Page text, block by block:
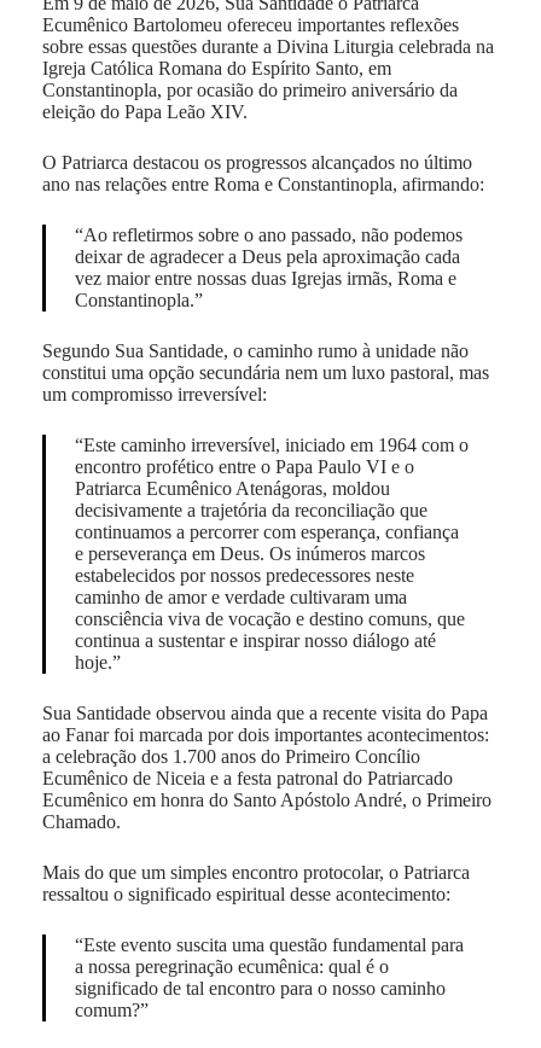
Ecumênico Bartolomeu ofereceu importantes reflexões
sobre essas questões durante a Divina Liturgia celebrada na
Igreja Católica Romana do Espírito Santo, em
Constantinopla, por ocasião do primeiro aniversário da
eleição do Papa Leão XIV.
O Patriarca destacou os progressos alcançados no último
ano nas relações entre Roma e Constantinopla, afirmando:
“Ao refletirmos sobre o ano passado, não podemos
deixar de agradecer a Deus pela aproximação cada
vez maior entre nossas duas Igrejas irmãs, Roma e
Constantinopla.”
Segundo Sua Santidade, o caminho rumo à unidade não
constitui uma opção secundária nem um luxo pastoral, mas
um compromisso irreversível:
“Este caminho irreversível, iniciado em 1964 com o
encontro profético entre o Papa Paulo VI e o
Patriarca Ecumênico Atenágoras, moldou
decisivamente a trajetória da reconciliação que
continuamos a percorrer com esperança, confiança
e perseverança em Deus. Os inúmeros marcos
estabelecidos por nossos predecessores neste
caminho de amor e verdade cultivaram uma
consciência viva de vocação e destino comuns, que
continua a sustentar e inspirar nosso diálogo até
hoje.”
Sua Santidade observou ainda que a recente visita do Papa
ao Fanar foi marcada por dois importantes acontecimentos:
a celebração dos 1.700 anos do Primeiro Concílio
Ecumênico de Niceia e a festa patronal do Patriarcado
Ecumênico em honra do Santo Apóstolo André, o Primeiro
Chamado.
Mais do que um simples encontro protocolar, o Patriarca
ressaltou o significado espiritual desse acontecimento:
“Este evento suscita uma questão fundamental para
a nossa peregrinação ecumênica: qual é o
significado de tal encontro para o nosso caminho
comum?”